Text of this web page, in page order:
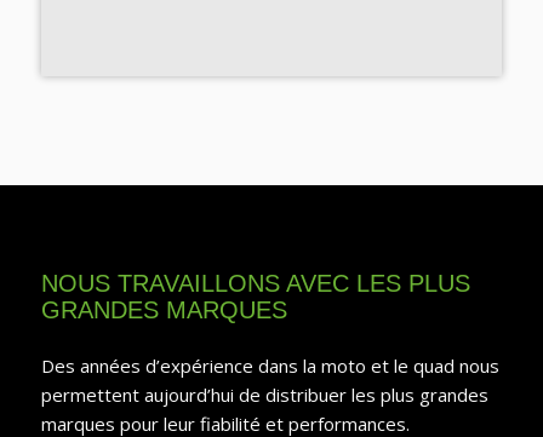
NOUS TRAVAILLONS AVEC LES PLUS
GRANDES MARQUES
Des années d’expérience dans la moto et le quad nous
permettent aujourd’hui de distribuer les plus grandes
marques pour leur fiabilité et performances.